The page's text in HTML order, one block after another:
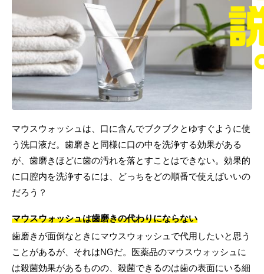
マウスウォッシュは、口に含んでブクブクとゆすぐように使
う洗口液だ。歯磨きと同様に口の中を洗浄する効果がある
が、歯磨きほどに歯の汚れを落とすことはできない。効果的
に口腔内を洗浄するには、どっちをどの順番で使えばいいの
だろう？
マウスウォッシュは歯磨きの代わりにならない
歯磨きが面倒なときにマウスウォッシュで代用したいと思う
ことがあるが、それはNGだ。医薬品のマウスウォッシュに
は殺菌効果があるものの、殺菌できるのは歯の表面にいる細